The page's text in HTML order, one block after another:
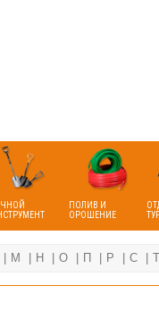
ПОЛИВ И
ОРОШЕНИЕ
М Н О П Р С Т